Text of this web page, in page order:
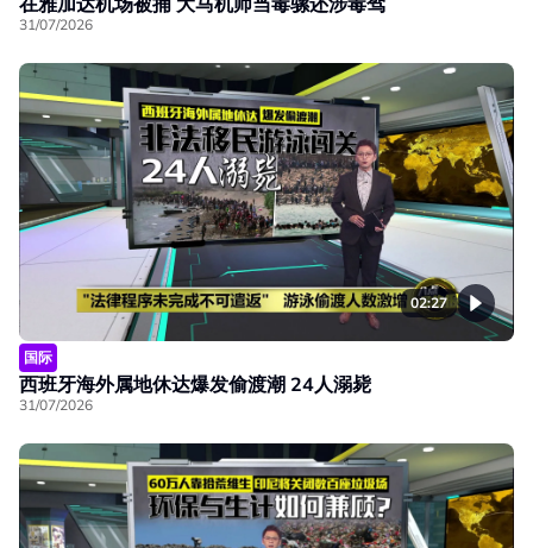
31/07/2026
02:27
国际
西班牙海外属地休达爆发偷渡潮 24人溺毙
31/07/2026